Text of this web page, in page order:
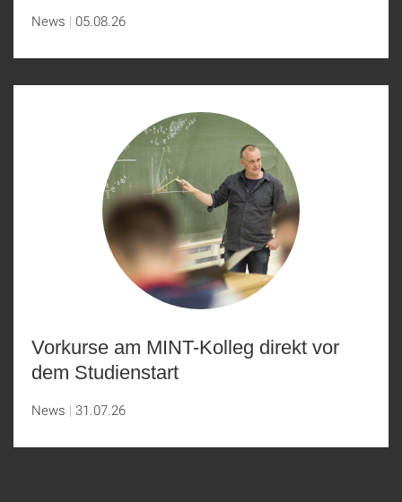
News 05.08.26
Vorkurse am MINT-Kolleg direkt vor
dem Studienstart
News 31.07.26